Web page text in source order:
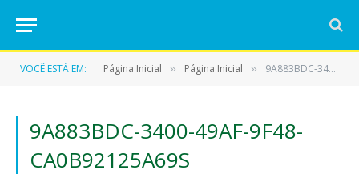
VOCÊ ESTÁ EM: Página Inicial » Página Inicial » 9A883BDC-3400-49AF-9F48-CA0B92125A69s
9A883BDC-3400-49AF-9F48-
CA0B92125A69S